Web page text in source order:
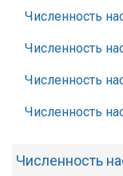
Численность
Численность
Численность
Численность
Численность